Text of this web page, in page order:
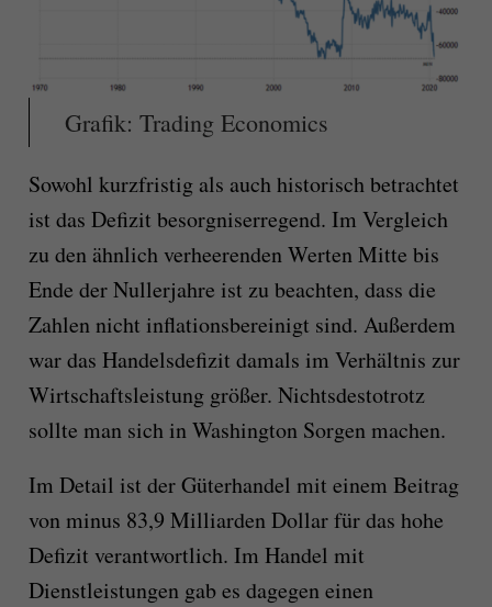
Grafik: Trading Economics
Sowohl kurzfristig als auch historisch betrachtet
ist das Defizit besorgniserregend. Im Vergleich
zu den ähnlich verheerenden Werten Mitte bis
Ende der Nullerjahre ist zu beachten, dass die
Zahlen nicht inflationsbereinigt sind. Außerdem
war das Handelsdefizit damals im Verhältnis zur
Wirtschaftsleistung größer. Nichtsdestotrotz
sollte man sich in Washington Sorgen machen.
Im Detail ist der Güterhandel mit einem Beitrag
von minus 83,9 Milliarden Dollar für das hohe
Defizit verantwortlich. Im Handel mit
Dienstleistungen gab es dagegen einen